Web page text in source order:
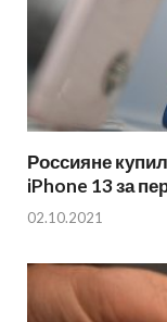
Россияне
iPhone 13 за
02.10.2021